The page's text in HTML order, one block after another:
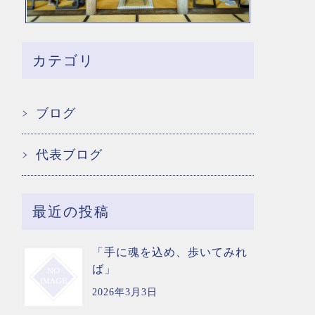
カテゴリ
ブログ
代表ブログ
最近の投稿
「手に魂を込め、歩いてみれ
ば」
2026年3月3日